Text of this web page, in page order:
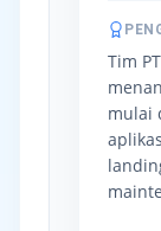
Tim
mulai